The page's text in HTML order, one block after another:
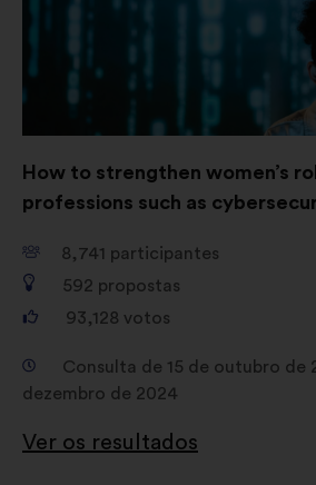
How to strengthen women’s
professions such as
8,741 participantes
592 propostas
93,128 votos
Consulta de 15 de outubro de
dezembro de 2024
Ver os resultados